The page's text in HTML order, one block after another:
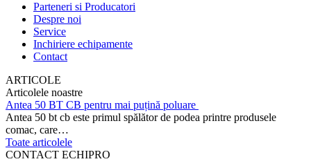
Parteneri si Producatori
Despre noi
Service
Inchiriere echipamente
Contact
ARTICOLE
Articolele noastre
Antea 50 BT CB pentru mai puțină poluare
Antea 50 bt cb este primul spălător de podea printre produsele
comac, care…
Toate articolele
CONTACT ECHIPRO